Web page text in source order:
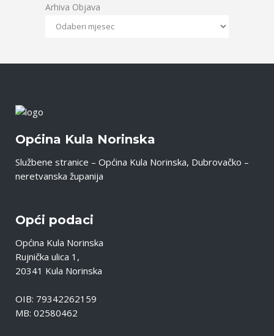
Arhiva Objava
Općina Kula Norinska
Službene stranice – Općina Kula Norinska, Dubrovačko –
neretvanska županija
Opći podaci
Općina Kula Norinska
Rujnička ulica 1,
20341 Kula Norinska
OIB: 79342262159
MB: 02580462